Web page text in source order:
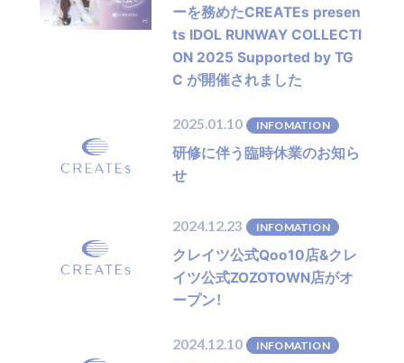
ーを務めたCREATEs presen
ts IDOL RUNWAY COLLECTI
ON 2025 Supported by TG
C が開催されました
2025.01.10 INFOMATION
研修に伴う臨時休業のお知ら
せ
2024.12.23 INFOMATION
クレイツ公式Qoo10店&クレ
イツ公式ZOZOTOWN店がオ
ープン！
2024.12.10 INFOMATION